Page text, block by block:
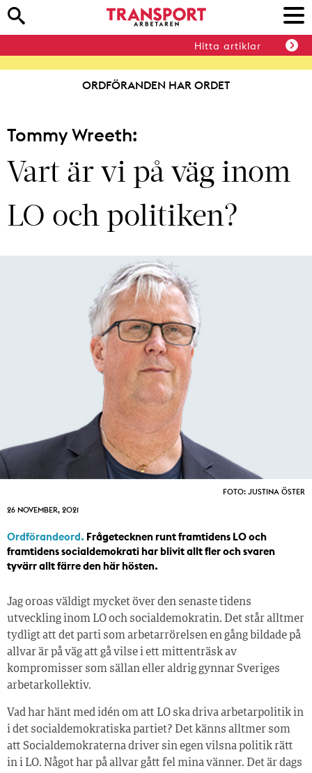
Hitta artiklar
ORDFÖRANDEN HAR ORDET
Tommy Wreeth:
Vart är vi på väg inom
LO och politiken?
FOTO: JUSTINA ÖSTER
26 NOVEMBER, 2021
Ordförandeord. Frågetecknen runt framtidens LO och
framtidens socialdemokrati har blivit allt fler och svaren
tyvärr allt färre den här hösten.
Jag oroas väldigt mycket över den senaste tidens
utveckling inom LO och socialdemokratin. Det står alltmer
tydligt att det parti som arbetarrörelsen en gång bildade på
allvar är på väg att gå vilse i ett mittenträsk av
kompromisser som sällan eller aldrig gynnar Sveriges
arbetarkollektiv.
Vad har hänt med idén om att LO ska driva arbetarpolitik in
i det socialdemokratiska partiet? Det känns alltmer som
att Socialdemokraterna driver sin egen vilsna politik rätt
in i LO. Något har på allvar gått fel mina vänner. Det är dags